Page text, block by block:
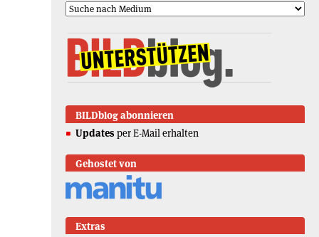
BILDblog abonnieren
Updates per E-Mail erhalten
Gehostet von
Extras